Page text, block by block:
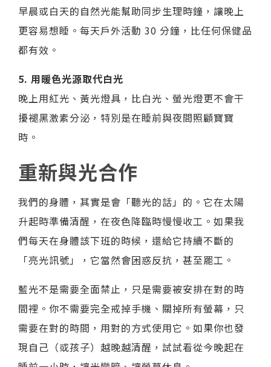
早晨或白天的自然光能幫助同步生理時鐘，讓晚上
更容易想睡。每天戶外活動 30 分鐘，比任何保健品
都有效。
5. 用暖色光源取代白光
晚上用紅光、黃光燈具，比白光、螢光燈更不會干
擾褪黑激素分泌，特別是在睡前與夜間照顧寶寶
時。
重新與光合作
我們的身體，其實是會「聽光的話」的。它在太陽
升起時準備清醒，在夜色降臨時慢慢收工。如果我
們每天在身體該下班的時候，還給它持續不斷的
「亮光訊號」，它當然會困惑反抗，甚至罷工。
藍光不是需要全面禁止，只是需要被安排在對的時
間裡。你不需要完全戒掉手機、關掉所有螢幕，只
需要在對的時間，用對的方式使用它。如果你也發
現自己（或孩子）越晚越清醒，試試看從今晚起在